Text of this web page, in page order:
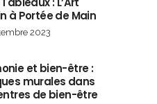
à Portée de Main
2023
et bien-être :
murales dans
de bien-être